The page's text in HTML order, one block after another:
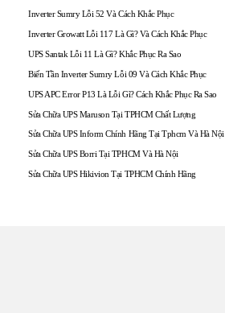
Inverter Sumry Lỗi 52 Và Cách Khắc Phục
Inverter Growatt Lỗi 117 Là Gì? Và Cách Khắc Phục
UPS Santak Lỗi 11 Là Gì? Khắc Phục Ra Sao
Biến Tần Inverter Sumry Lỗi 09 Và Cách Khắc Phục
UPS APC Error P13 Là Lỗi Gì? Cách Khắc Phục Ra Sao
Sửa Chữa UPS Maruson Tại TPHCM Chất Lượng
Sửa Chữa UPS Inform Chính Hãng Tại Tphcm Và Hà Nội
Sửa Chữa UPS Borri Tại TPHCM Và Hà Nội
Sửa Chữa UPS Hikivion Tại TPHCM Chính Hãng